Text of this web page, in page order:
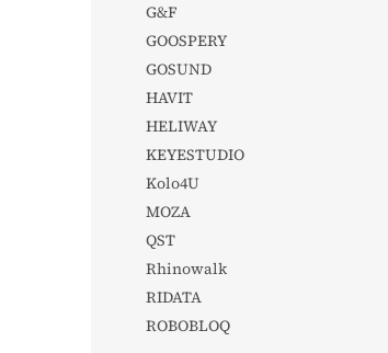
G&F
GOOSPERY
GOSUND
HAVIT
HELIWAY
KEYESTUDIO
Kolo4U
MOZA
QST
Rhinowalk
RIDATA
ROBOBLOQ